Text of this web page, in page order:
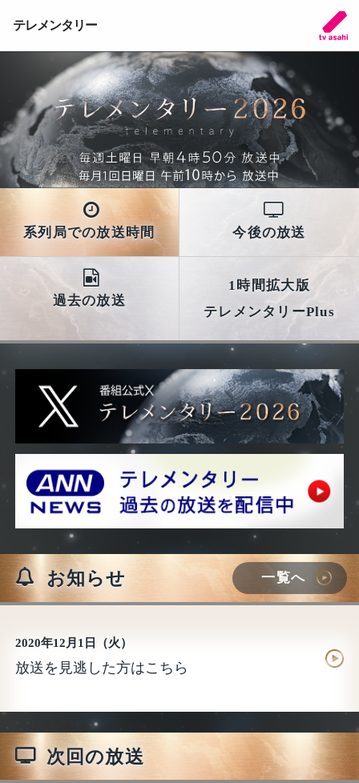
テレメンタリー
系列局での放送時間 今後の放送
過去の放送
1時間拡大版
テレメンタリーPlus
お知らせ 一覧へ
2020年12月1日（火）
放送を見逃した方はこちら
次回の放送